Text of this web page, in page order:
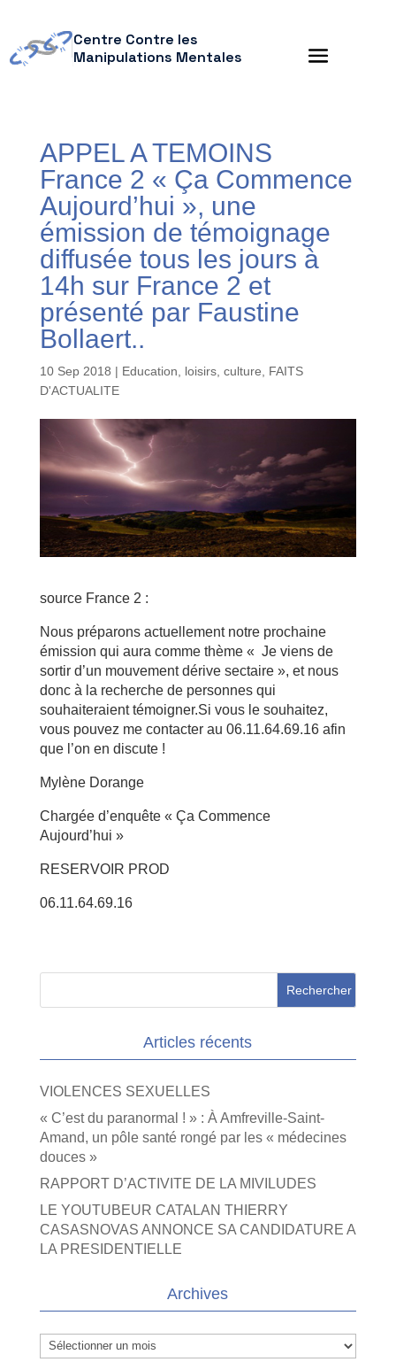
Centre Contre les
Manipulations Mentales
APPEL A TEMOINS
France 2 « Ça Commence
Aujourd’hui », une
émission de témoignage
diffusée tous les jours à
14h sur France 2 et
présenté par Faustine
Bollaert..
10 Sep 2018 | Education, loisirs, culture
FAITS
D'ACTUALITE
source France 2 :
Nous préparons actuellement notre prochaine
émission qui aura comme thème « Je viens de
sortir d’un mouvement dérive sectaire », et nous
donc à la recherche de personnes qui
souhaiteraient témoigner.Si vous le souhaitez,
vous pouvez me contacter au 06.11.64.69.16 afin
que l’on en discute !
Mylène Dorange
Chargée d’enquête « Ça Commence
Aujourd’hui »
RESERVOIR PROD
06.11.64.69.16
Articles récents
VIOLENCES SEXUELLES
« C’est du paranormal ! » : À Amfreville-Saint-
Amand, un pôle santé rongé par les « médecines
douces »
RAPPORT D’ACTIVITE DE LA MIVILUDES
LE YOUTUBEUR CATALAN THIERRY
CASASNOVAS ANNONCE SA CANDIDATURE A
LA PRESIDENTIELLE
Archives
Archives